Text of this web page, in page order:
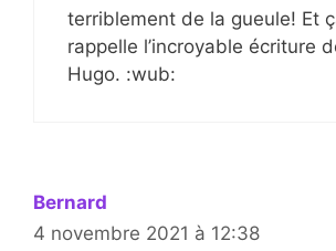
terriblement de la gueule! Et
rappelle l’incroyable écriture
Hugo. :wub:
Bernard
4 novembre 2021 à 12:38